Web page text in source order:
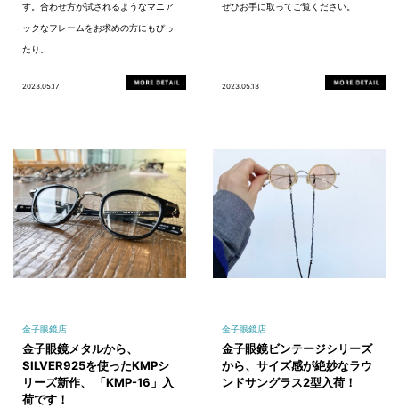
す。合わせ方が試されるようなマニア
ックなフレームをお求めの方にもぴっ
たり。
2023.05.17
ぜひお手に取ってご覧ください。
2023.05.13
金子眼鏡店
金子眼鏡メタルから、
SILVER925を使ったKMPシ
リーズ新作、 「KMP-16」入
荷です！
金子眼鏡店
金子眼鏡ビンテージシリーズ
から、サイズ感が絶妙なラウ
ンドサングラス2型入荷！